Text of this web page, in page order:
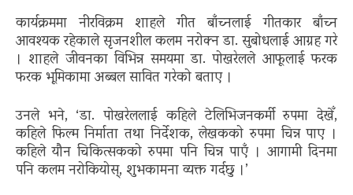
कार्यक्रममा नीरविक्रम शाहले गीत बाँच्नलाई गीतकार बाँच्न
आवश्यक रहेकाले सृजनशील कलम नरोक्न डा. सुबोधलाई आग्रह गरे
। शाहले जीवनका विभिन्न समयमा डा. पोखरेलले आफूलाई फरक
फरक भूमिकामा अब्बल सावित गरेको बताए ।
उनले भने, ‘डा. पोखरेललाई कहिले टेलिभिजनकर्मी रुपमा देखेँ,
कहिले फिल्म निर्माता तथा निर्देशक, लेखकको रुपमा चिन्न पाए ।
कहिले यौन चिकित्सकको रुपमा पनि चिन्न पाएँ । आगामी दिनमा
पनि कलम नरोकियोस्, शुभकामना व्यक्त गर्दछु ।’